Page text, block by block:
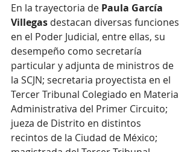
En la trayectoria de Paula García
Villegas destacan diversas funciones
en el Poder Judicial, entre ellas, su
desempeño como secretaría
particular y adjunta de ministros de
la SCJN; secretaria proyectista en el
Tercer Tribunal Colegiado en Materia
Administrativa del Primer Circuito;
jueza de Distrito en distintos
recintos de la Ciudad de México;